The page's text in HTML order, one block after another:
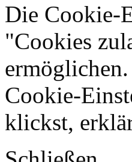
Die Cookie-
"Cookies
Cookie-
klickst,